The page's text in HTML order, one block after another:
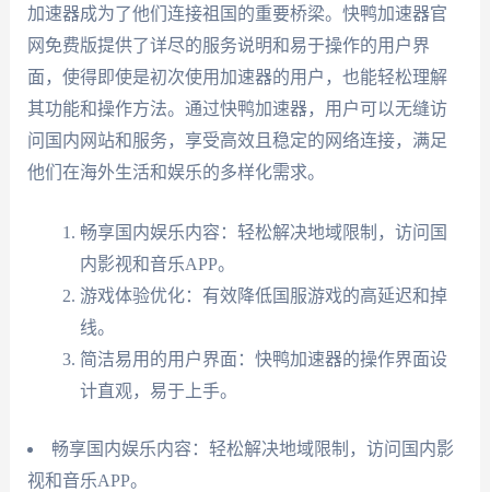
加速器成为了他们连接祖国的重要桥梁。快鸭加速器官
网免费版提供了详尽的服务说明和易于操作的用户界
面，使得即使是初次使用加速器的用户，也能轻松理解
其功能和操作方法。通过快鸭加速器，用户可以无缝访
问国内网站和服务，享受高效且稳定的网络连接，满足
他们在海外生活和娱乐的多样化需求。
畅享国内娱乐内容：轻松解决地域限制，访问国
内影视和音乐APP。
游戏体验优化：有效降低国服游戏的高延迟和掉
线。
简洁易用的用户界面：快鸭加速器的操作界面设
计直观，易于上手。
畅享国内娱乐内容：轻松解决地域限制，访问国内影
视和音乐APP。